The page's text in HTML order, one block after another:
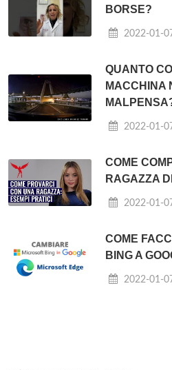
BORSE?
2022-01-
QUANTO
MACCHINA
2022-01-
COME
RAGAZZA
2022-01-
COME
BING A
2022-01-